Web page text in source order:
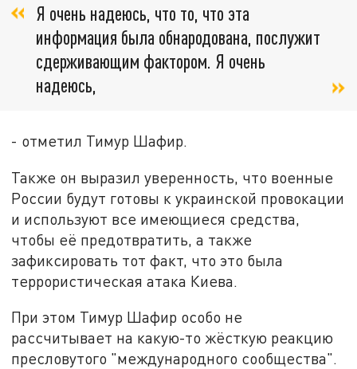
Я очень надеюсь, что то, что эта
информация была обнародована, послужит
сдерживающим фактором. Я очень
надеюсь,
- отметил Тимур Шафир.
Также он выразил уверенность, что военные
России будут готовы к украинской провокации
и используют все имеющиеся средства,
чтобы её предотвратить, а также
зафиксировать тот факт, что это была
террористическая атака Киева.
При этом Тимур Шафир особо не
рассчитывает на какую-то жёсткую реакцию
пресловутого "международного сообщества".